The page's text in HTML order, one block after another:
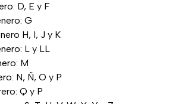
D, E y F
G
H, I, J y K
L y LL
M
N, Ñ, O y P
Q y P